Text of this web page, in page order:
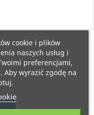
cookie i plików
naszych usług i
preferencjami,
Aby wyrazić zgodę na